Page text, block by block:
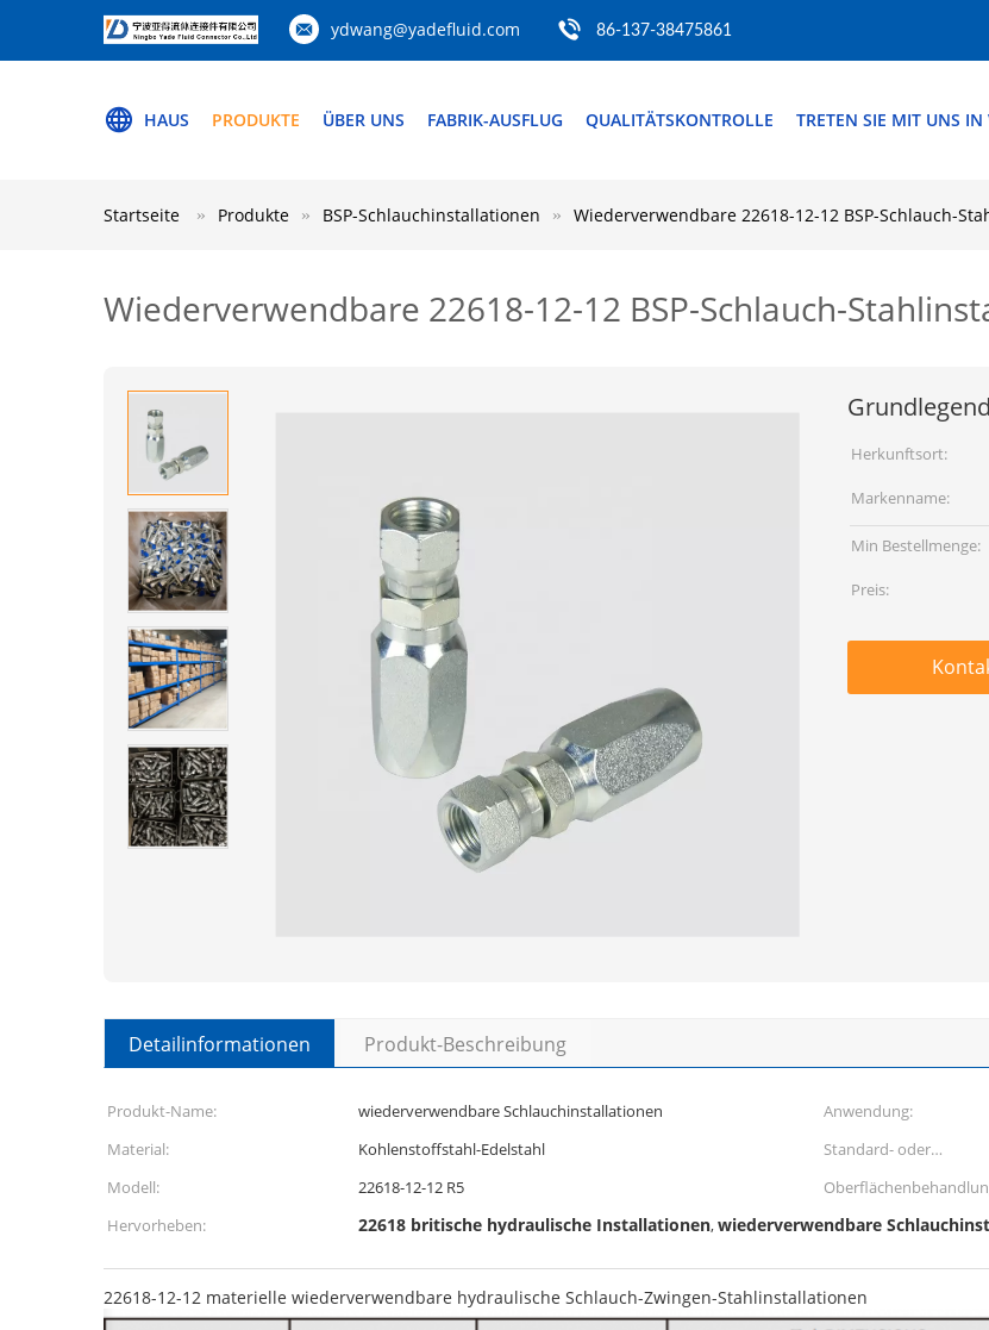
ydwang@yadefluid.com 86-137-38475861
HAUS PRODUKTE ÜBER UNS FABRIK-AUSFLUG QUALITÄTSKONTROLLE TRETEN SIE MIT UNS IN
Startseite Produkte BSP-Schlauchinstallationen Wiederverwendbare 22618-12-12 BSP-Schlauch-
Wiederverwendbare 22618-12-12 BSP-Schlauch-
Herkunftsort:
Markenname:
Min Bestellmenge:
Preis:
Detailinformationen Produkt-Beschreibung
Produkt-Name: wiederverwendbare Schlauchinstallationen Anwendung:
Material:
Kohlenstoffstahl-Edelstahl
Standard- oder
nichtstandardisiert:
Modell:
22618-12-12 R5
Hervorheben:
22618 britische hydraulische Installationen,wiederverwendbare
22618-12-12 materielle wiederverwendbare hydraulische Schlauch-Zwingen-Stahlinstallationen